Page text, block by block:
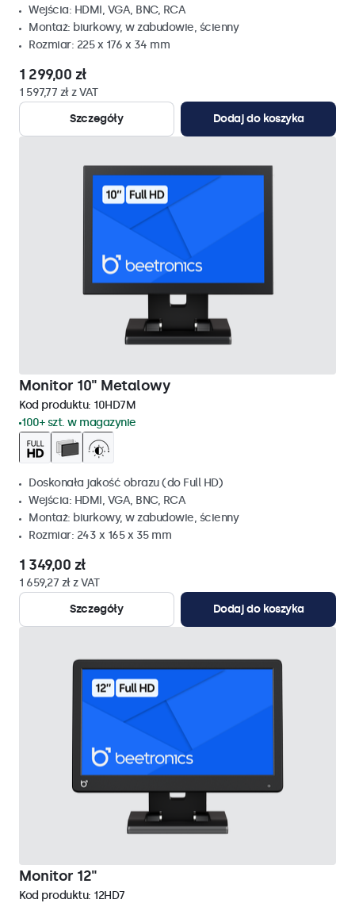
Wejścia: HDMI, VGA, BNC, RCA
Montaż: biurkowy, w zabudowie, ścienny
Rozmiar: 225 x 176 x 34 mm
1 299,00 zł
1 597,77 zł z VAT
Szczegóły
Dodaj do koszyka
Monitor 10" Metalowy
Kod produktu: 10HD7M
100+ szt. w magazynie
Doskonała jakość obrazu (do Full HD)
Wejścia: HDMI, VGA, BNC, RCA
Montaż: biurkowy, w zabudowie, ścienny
Rozmiar: 243 x 165 x 35 mm
1 349,00 zł
1 659,27 zł z VAT
Szczegóły
Dodaj do koszyka
Monitor 12"
Kod produktu: 12HD7